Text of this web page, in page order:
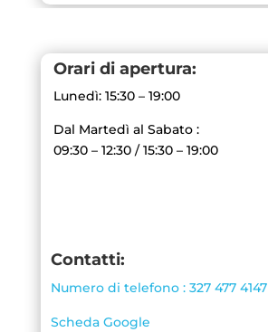
Orari di apertura:
Lunedì: 15:30 – 19:00
Dal Martedì al Sabato :
09:30 – 12:30 / 15:30 – 19:00
Contatti:
Numero di telefono : 327 477 4147
Scheda Google